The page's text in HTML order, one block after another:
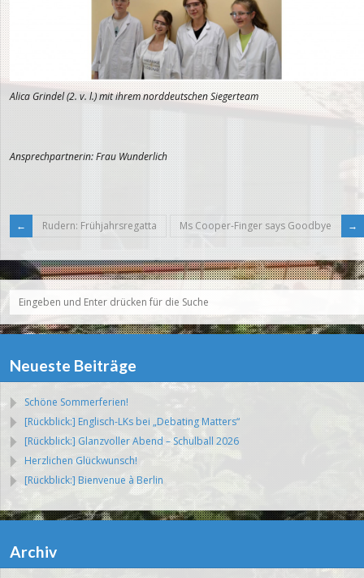
Alica Grindel (2. v. l.) mit ihrem norddeutschen Siegerteam
Ansprechpartnerin: Frau Wunderlich
Rudern: Frühjahrsregatta Ms Cooper-Finger says Goodbye
Neueste Beiträge
Schöne Sommerferien!
[Rückblick:] Englisch-LKs bei „Debating Matters“
[Rückblick:] Glanzvoller Abend – Schulball 2026
Herzlichen Glückwunsch!
[Rückblick:] Bienvenue à Berlin
Archiv